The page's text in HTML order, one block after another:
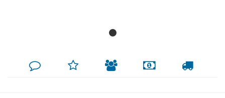
DEIXE
COMENTÁRIO
MINHA
LISTA
INDIQUE
FORMAS
CALCULAR
FRETE